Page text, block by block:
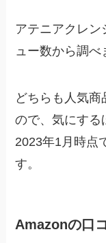
アテニアクレン
ュー数から調べ
どちらも人気
ので、気にする
2023年1月時点
す。
Amazonの口